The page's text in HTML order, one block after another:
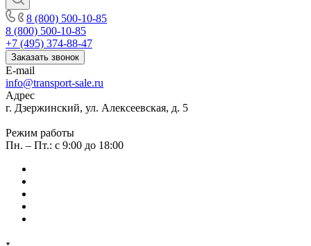
8 (800) 500-10-85
8 (800) 500-10-85
+7 (495) 374-88-47
Заказать звонок
E-mail
info@transport-sale.ru
Адрес
г. Дзержинский, ул. Алексеевская, д. 5
Режим работы
Пн. – Пт.: с 9:00 до 18:00